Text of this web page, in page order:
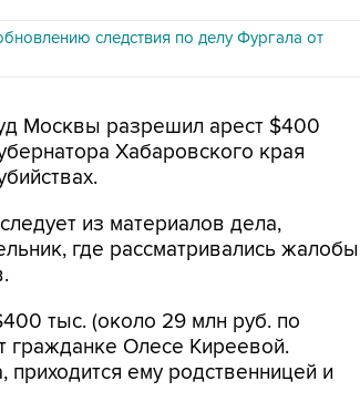
следствия по делу Фургала от
Москвы разрешил арест $400
Хабаровского края
из материалов дела,
где рассматривались жалобы
тыс. (около 29 млн руб. по
гражданке Олесе Киреевой.
ему родственницей и